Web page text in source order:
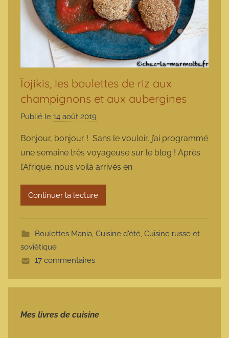
Ïojikis, les boulettes de riz aux
champignons et aux aubergines
Publié le 14 août 2019
r
m
a
r
m
t
Bonjour, bonjour ! Sans le vouloir, j’ai programmé
une semaine très voyageuse sur le blog ! Après
l’Afrique, nous voilà arrivés en
Continuer la lecture
Boulettes Mania, Cuisine d'été, Cuisine russe et
soviétique
17 commentaires
Mes livres de cuisine